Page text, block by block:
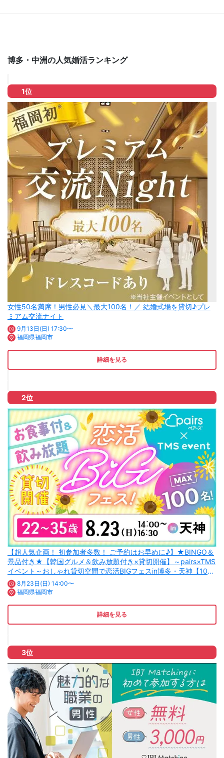
博多・中洲の人気婚活ランキング
1位
女性50名満席！男性必見＼最大100名！／ 結婚式場を貸切♪プレ
ミアム交流ナイト
9月13日(日) 17:30〜
福岡県福岡市
詳細を見る
2位
【超人気企画！ 初参加者多数！ ご予約はお早めに♪】★BINGO＆
景品付き★【韓国グルメ＆飲み放題付き×貸切開催】～pairs×TMS
イベント～おしゃれ貸切空間で恋活BIGフェスin博多・天神【100
名規模】
8月23日(日) 14:00〜
福岡県福岡市
詳細を見る
3位